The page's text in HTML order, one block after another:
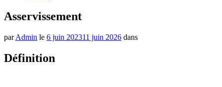
Asservissement
parAdmin le 6 juin 202311 juin 2026 dans
Définition